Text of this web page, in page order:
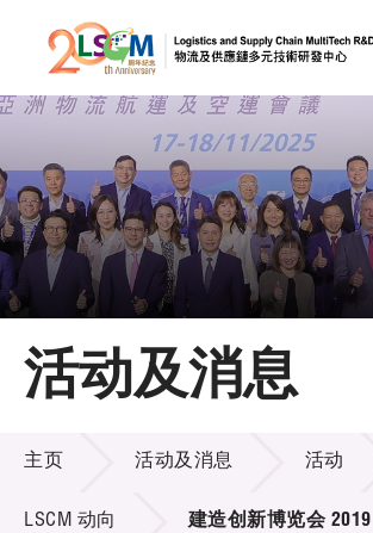
跳到内容（按回车键）
会员登
A A EN
主页
关于LSCM
技术商品化
项目及资助计划
活动及消息
活动及消息
主页 活动及消息 活动
LSCM 动向 建造创新博览会 2019